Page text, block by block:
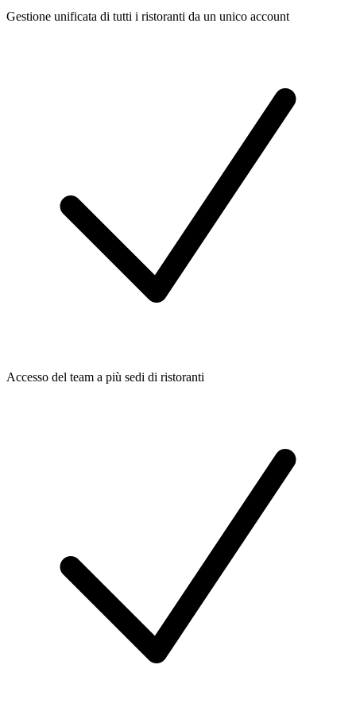
Gestione unificata di tutti i ristoranti da un unico account
Accesso del team a più sedi di ristoranti